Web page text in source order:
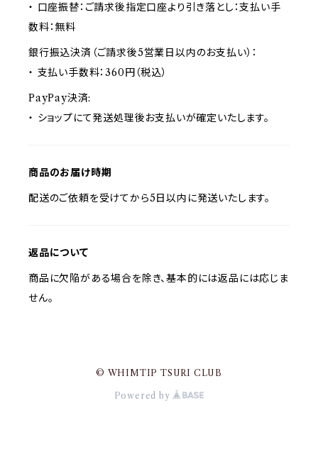
・ 口座振替：ご請求後指定口座より引き落とし：支払い手
数料：無料
銀行振込決済（ご請求後5営業日以内のお支払い）：
・ 支払い手数料：360円（税込）
PayPay決済:
・ ショップにて発送処理後お支払いが確定いたします。
商品のお届け時期
配送のご依頼を受けてから5日以内に発送いたします。
返品について
商品に欠陥がある場合を除き、基本的には返品には応じま
せん。
© WHIMTIP TSURI CLUB
Powered by